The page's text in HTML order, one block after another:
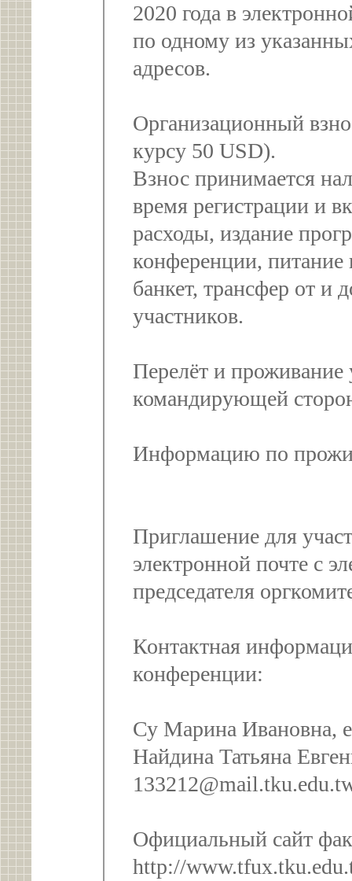
2020 года в
по одному из
адресов.
Организационный
курсу 50 USD).
Взнос принимается
время регистрации и
расходы, издание
конференции,
банкет, трансфер от и
участников.
Перелёт и проживание
командирующей
Приглашение для
электронной почте с
председателя
Контактная
конференции:
Су Марина Ивановна,
Найдина Татьяна
Официальный сайт
http://